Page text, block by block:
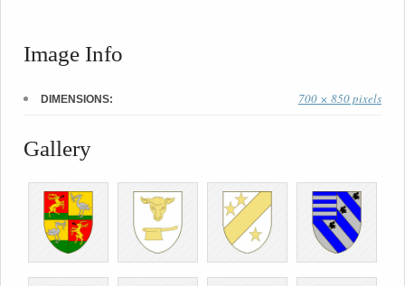
Image Info
DIMENSIONS: 700 × 850 pixels
Gallery